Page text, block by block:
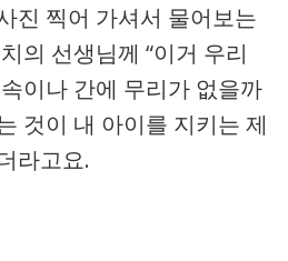
진 찍어 가셔서 물어보는
의 선생님께 “이거 우리
이나 간에 무리가 없을까
것이 내 아이를 지키는 제
라고요.